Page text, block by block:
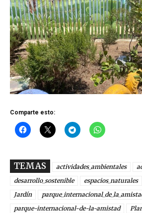
Comparte esto:
TEMAS actividades_ambientales
desarrollo_sostenible
espacios_naturales
Jardín
parque-internacional-de-la-amistad